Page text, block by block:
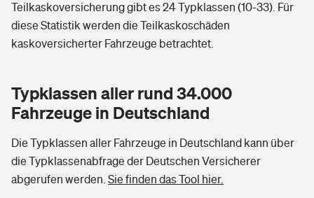
Teilkaskoversicherung gibt es 24 Typklassen (10-33). Für
diese Statistik werden die Teilkaskoschäden
kaskoversicherter Fahrzeuge betrachtet.
Typklassen aller rund 34.000
Fahrzeuge in Deutschland
Die Typklassen aller Fahrzeuge in Deutschland kann über
die Typklassenabfrage der Deutschen Versicherer
abgerufen werden. Sie finden das Tool hier.